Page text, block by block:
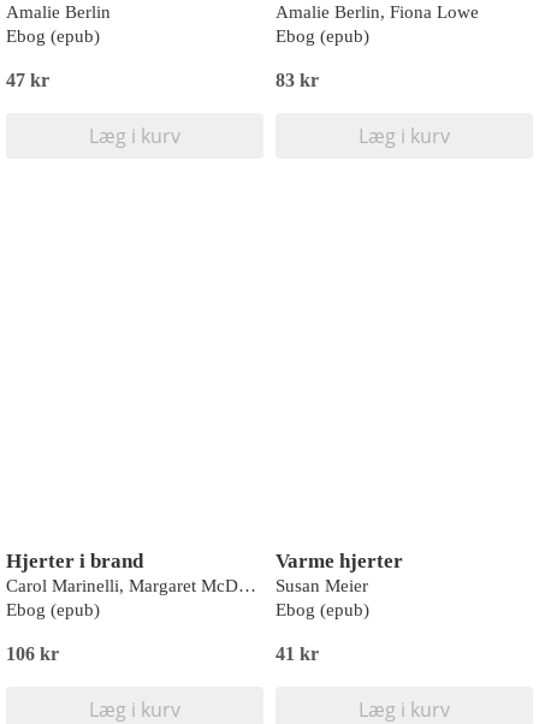
Amalie Berlin
Ebog (epub)
47 kr
Læg i kurv
Amalie Berlin, Fiona Lowe
Ebog (epub)
83 kr
Læg i kurv
Hjerter i brand
Carol Marinelli, Margaret McDonagh, Emily Forbes, Alison Roberts
Ebog (epub)
106 kr
Læg i kurv
Varme hjerter
Susan Meier
Ebog (epub)
41 kr
Læg i kurv